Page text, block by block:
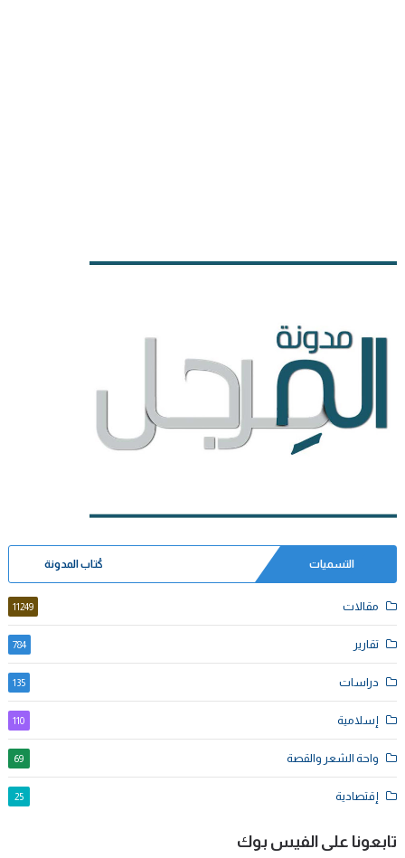
التسميات كُتاب المدونة
مقالات 11249
تقارير 784
دراسات 135
إسلامية 110
واحة الشعر والقصة 69
إقتصادية 25
تابعونا على الفيس بوك